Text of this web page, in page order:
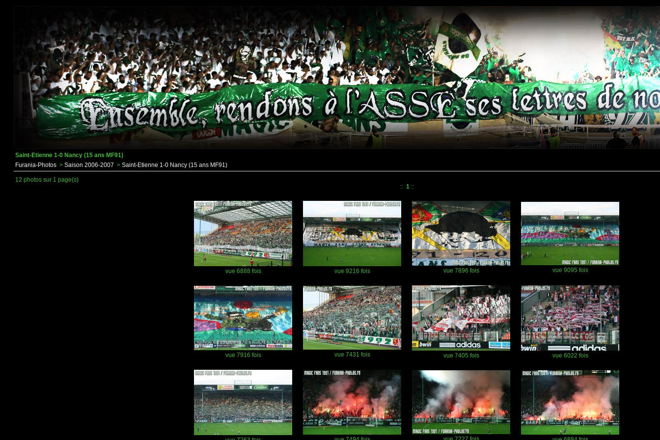
Saint-Etienne 1-0 Nancy (15 ans MF91)
Furania-Photos > Saison 2006-2007 > Saint-Etienne 1-0 Nancy (15 ans MF91)
12 photos sur 1 page(s)
:: 1::
vue 6888 fois vue 9216 fois vue 7896 fois vue 9095 fois
vue 7916 fois vue 7431 fois vue 7405 fois vue 6022 fois